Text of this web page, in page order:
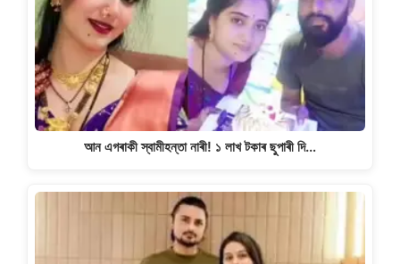
আন এগৰাকী স্বামীহন্তা নাৰী! ১ লাখ টকাৰ ছুপাৰী দি…